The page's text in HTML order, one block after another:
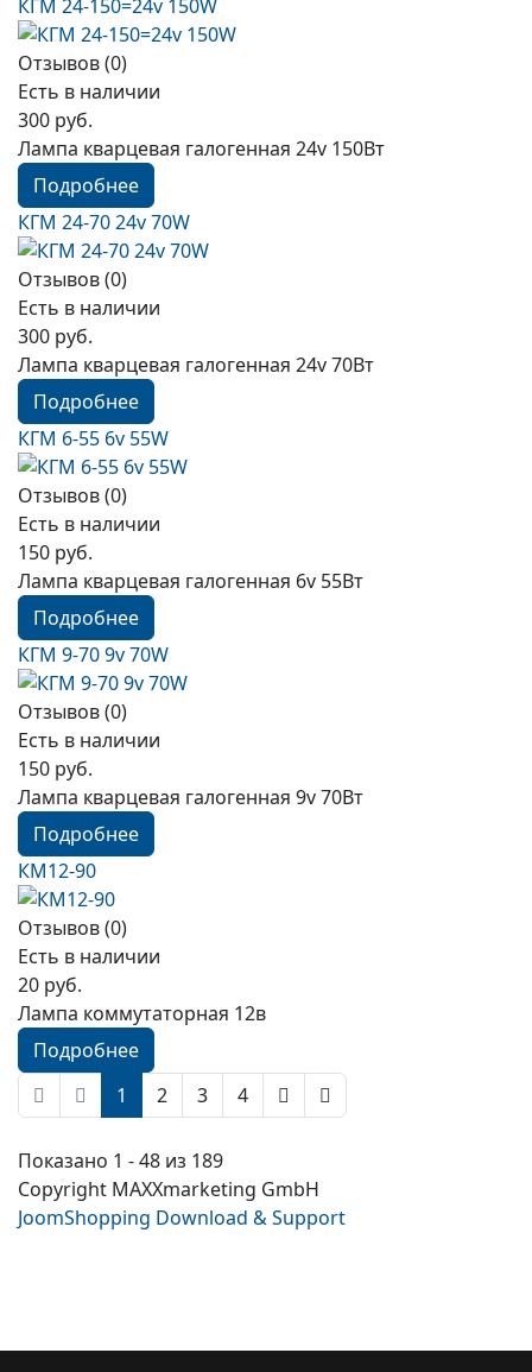
КГМ 24-150=24v 150W
Отзывов (0)
Есть в наличии
300 руб.
Лампа кварцевая галогенная 24v 150Вт
Подробнее
КГМ 24-70 24v 70W
Отзывов (0)
Есть в наличии
300 руб.
Лампа кварцевая галогенная 24v 70Вт
Подробнее
КГМ 6-55 6v 55W
Отзывов (0)
Есть в наличии
150 руб.
Лампа кварцевая галогенная 6v 55Вт
Подробнее
КГМ 9-70 9v 70W
Отзывов (0)
Есть в наличии
150 руб.
Лампа кварцевая галогенная 9v 70Вт
Подробнее
КМ12-90
Отзывов (0)
Есть в наличии
20 руб.
Лампа коммутаторная 12в
Подробнее
1
2 3 4
Показано 1 - 48 из 189
Copyright MAXXmarketing GmbH
JoomShopping Download & Support